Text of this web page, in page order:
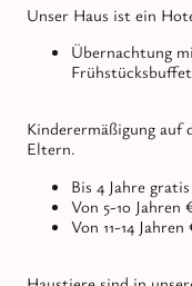
Unser Haus ist ein
Übernachtung
Kinderermäßigung auf
Eltern.
Bis 4 Jahre
Von 5-10
Von 11-14